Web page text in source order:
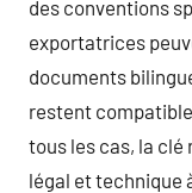
des conventions
exportatrices
documents
restent
tous les cas, la clé
légal et technique